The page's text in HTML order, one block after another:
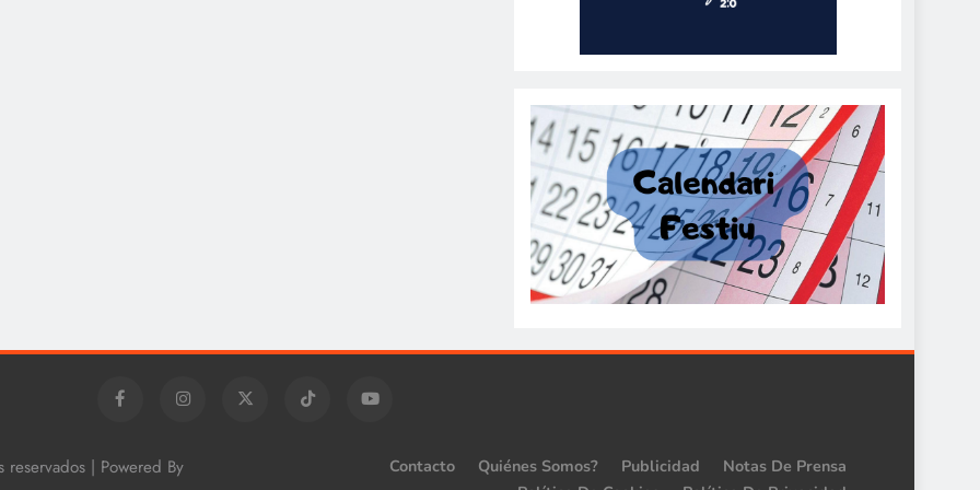
| Powered By Contacto Quiénes Somos? Publicidad
Notas De Prensa